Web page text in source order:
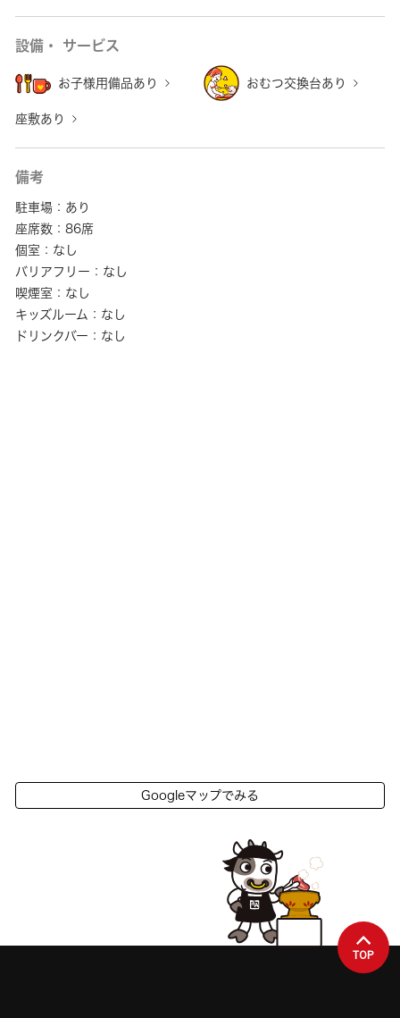
設備・ サービス
お子様用備品あり おむつ交換台あり
座敷あり
備考
駐車場：あり
座席数：86席
個室：なし
バリアフリー：なし
喫煙室：なし
キッズルーム：なし
ドリンクバー：なし
Googleマップでみる
TOP